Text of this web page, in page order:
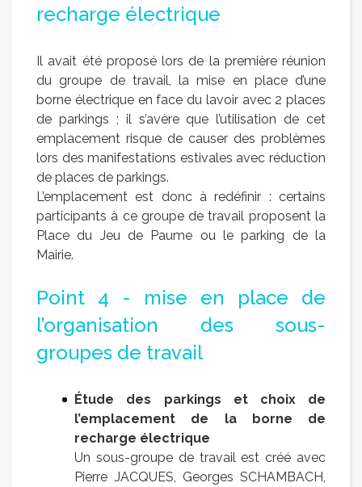
recharge électrique
Il avait été proposé lors de la première réunion
du groupe de travail, la mise en place d’une
borne électrique en face du lavoir avec 2 places
de parkings ; il s’avère que l’utilisation de cet
emplacement risque de causer des problèmes
lors des manifestations estivales avec réduction
de places de parkings.
L’emplacement est donc à redéfinir : certains
participants à ce groupe de travail proposent la
Place du Jeu de Paume ou le parking de la
Mairie.
Point 4 - mise en place de
l’organisation des sous-
groupes de travail
Étude des parkings et choix de
l’emplacement de la borne de
recharge électrique
Un sous-groupe de travail est créé avec
Pierre JACQUES, Georges SCHAMBACH,